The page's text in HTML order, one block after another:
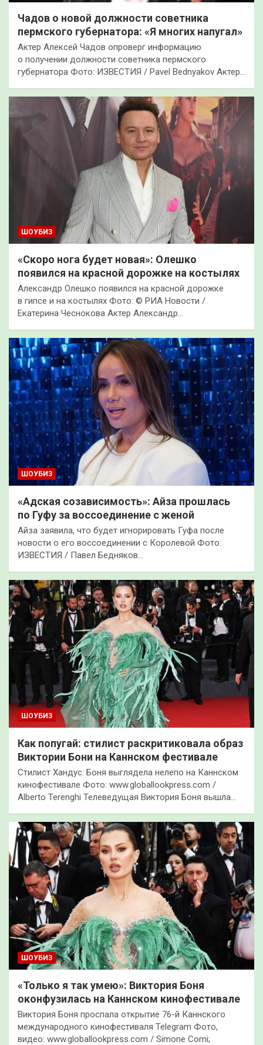
Чадов о новой должности советника
пермского губернатора: «Я многих напугал»
Актер Алексей Чадов опроверг информацию
о получении должности советника пермского
губернатора Фото: ИЗВЕСТИЯ / Pavel Bednyakov Актер…
ШОУБИЗ
«Скоро нога будет новая»: Олешко
появился на красной дорожке на костылях
Александр Олешко появился на красной дорожке
в гипсе и на костылях Фото: © РИА Новости /
Екатерина Чеснокова Актер Александр…
ШОУБИЗ
«Адская созависимость»: Айза прошлась
по Гуфу за воссоединение с женой
Айза заявила, что будет игнорировать Гуфа после
новости о его воссоединении с Королевой Фото:
ИЗВЕСТИЯ / Павел Бедняков…
ШОУБИЗ
Как попугай: стилист раскритиковала образ
Виктории Бони на Каннском фестивале
Стилист Хандус: Боня выглядела нелепо на Каннском
кинофестивале Фото: www.globallookpress.com /
Alberto Terenghi Телеведущая Виктория Боня вышла…
ШОУБИЗ
«Только я так умею»: Виктория Боня
оконфузилась на Каннском кинофестивале
Виктория Боня проспала открытие 76-й Каннского
международного кинофестиваля Telegram Фото,
видео: www.globallookpress.com / Simone Comi;